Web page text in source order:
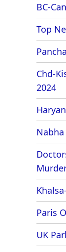
BC-
Top
Chd-
2024
Paris
UK